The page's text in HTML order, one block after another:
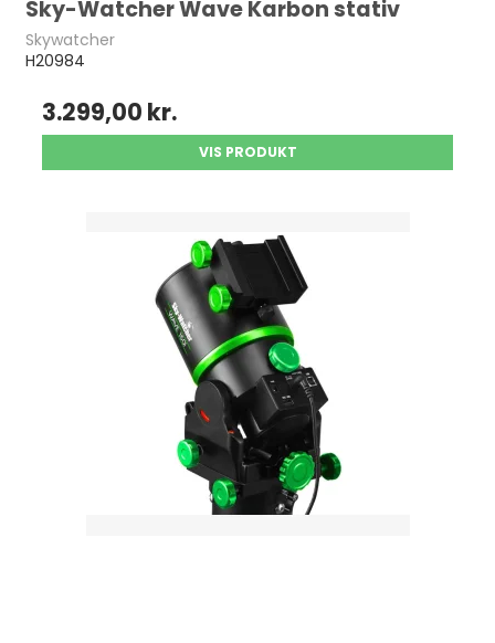
Sky-Watcher Wave Karbon stativ
Skywatcher
H20984
3.299,00 kr.
VIS PRODUKT